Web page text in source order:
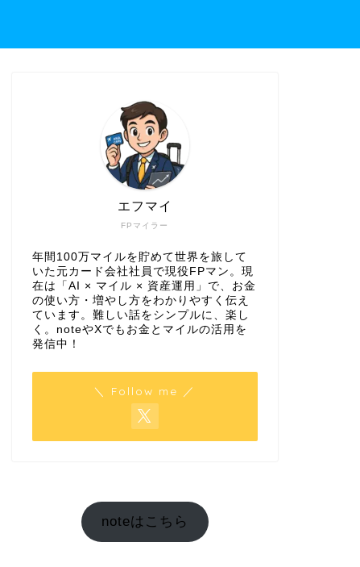
FPマイラー
エフマイ
年間100万マイルを貯めて世界を旅して
いた元カード会社社員で現役FPマン。現
在は「AI × マイル × 資産運用」で、お金
の使い方・増やし方をわかりやすく伝え
ています。難しい話をシンプルに、楽し
く。noteやXでもお金とマイルの活用を
発信中！
＼ Follow me ／
noteはこちら